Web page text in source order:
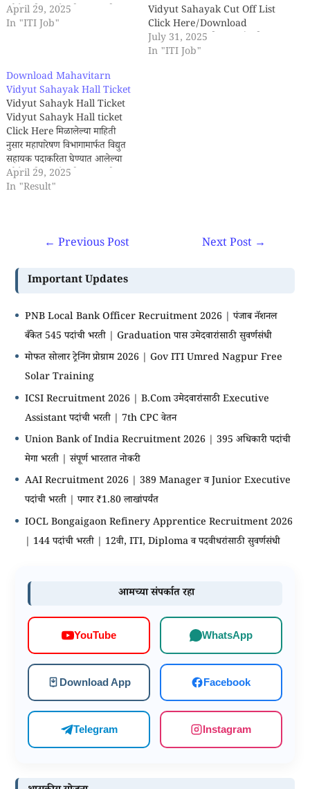
परीक्षेचा निकाल मे महिन्याच्या पहिल्या
आठवड्यात प्रसिद्ध करण्यात येणार
पदाकरिता महत्वाची पुस्तके Book
Online at Low Prices…
April 29, 2025
In "ITI Job"
Vidyut Sahayak Cut Off List
Click Here/Download
Mahavitaran विभागामार्फत विद्युत
सहायक पदाकरिता घेण्यात आलेल्या
July 31, 2025
In "ITI Job"
Download Mahavitarn
Vidyut Sahayak Hall Ticket
Vidyut Sahayk Hall Ticket
Vidyut Sahayk Hall ticket
Click Here मिळालेल्या माहिती
नुसार महापारेषण विभागामार्फत विद्युत
सहायक पदाकरिता घेण्यात आलेल्या
परीक्षेचा निकाल मे महिन्याच्या पहिल्या
आठवड्यात प्रसिद्ध करण्यात येणार
पदाकरिता महत्वाची पुस्तके Book
April 29, 2025
In "Result"
← Previous Post Next Post →
Important Updates
PNB Local Bank Officer Recruitment 2026 | पंजाब नॅशनल
बँकेत 545 पदांची भरती | Graduation पास उमेदवारांसाठी सुवर्णसंधी
मोफत सोलार ट्रेनिंग प्रोग्राम 2026 | Gov ITI Umred Nagpur Free
Solar Training
ICSI Recruitment 2026 | B.Com उमेदवारांसाठी Executive
Assistant पदांची भरती | 7th CPC वेतन
Union Bank of India Recruitment 2026 | 395 अधिकारी पदांची
मेगा भरती | संपूर्ण भारतात नोकरी
AAI Recruitment 2026 | 389 Manager व Junior Executive
पदांची भरती | पगार ₹1.80 लाखांपर्यंत
IOCL Bongaigaon Refinery Apprentice Recruitment 2026
| 144 पदांची भरती | 12वी, ITI, Diploma व पदवीधरांसाठी सुवर्णसंधी
आमच्या संपर्कात रहा
YouTube WhatsApp
Download App Facebook
Telegram Instagram